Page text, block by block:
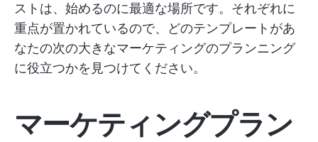
ストは、始めるのに最適な場所です。それぞれに
重点が置かれているので、どのテンプレートがあ
なたの次の大きなマーケティングのプランニング
に役立つかを見つけてください。
マーケティングプラン